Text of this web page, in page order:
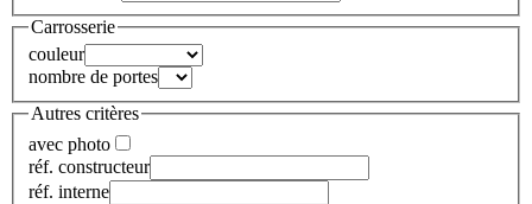
Carrosserie
couleur
nombre de portes
Autres critères
avec photo
réf. constructeur
réf. interne